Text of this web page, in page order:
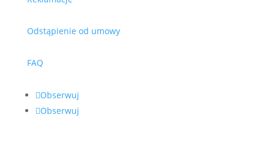
Odstąpienie od umowy
FAQ
Obserwuj
Obserwuj